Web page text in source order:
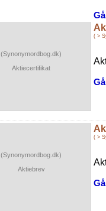
(Synonymordbog.dk)
Aktiecertifikat
( >
(Synonymordbog.dk)
Aktiebrev
( >